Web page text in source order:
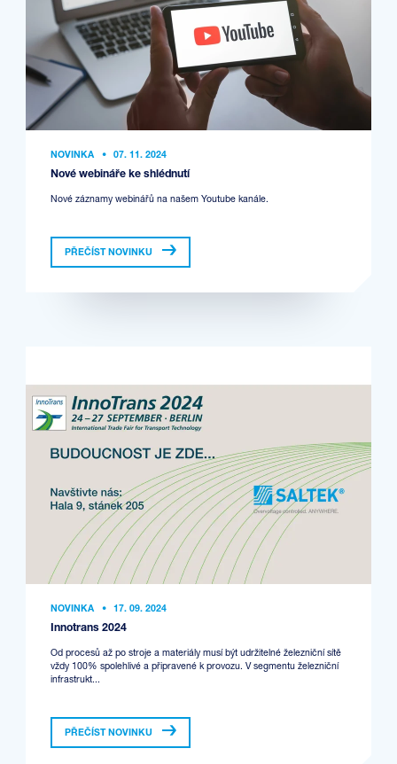
NOVINKA • 07. 11. 2024
Nové webináře ke shlédnutí
Nové záznamy webinářů na našem Youtube kanále.
PŘEČÍST NOVINKU
NOVINKA • 17. 09. 2024
Innotrans 2024
Od procesů až po stroje a materiály musí být udržitelné železniční sítě
vždy 100% spolehlivé a připravené k provozu. V segmentu železniční
infrastrukt...
PŘEČÍST NOVINKU